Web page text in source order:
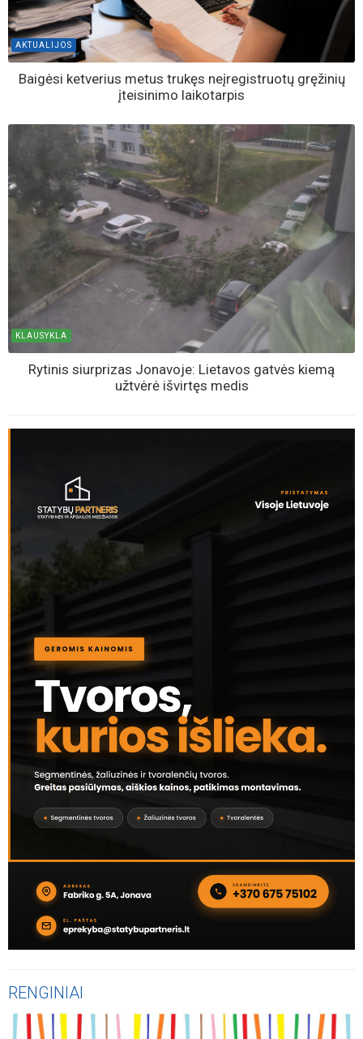
AKTUALIJOS
Baigėsi ketverius metus trukęs neįregistruotų gręžinių
įteisinimo laikotarpis
KLAUSYKLA
Rytinis siurprizas Jonavoje: Lietavos gatvės kiemą
užtvėrė išvirtęs medis
RENGINIAI